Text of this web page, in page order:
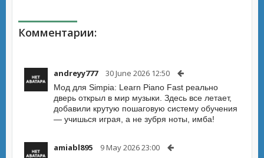
Комментарии:
andreyy777 30 June 2026 12:50
Мод для Simpia: Learn Piano Fast реально
дверь открыл в мир музыки. Здесь все летает,
добавили крутую пошаговую систему обучения
— учишься играя, а не зубря ноты, имба!
amiabl895 9 May 2026 23:00